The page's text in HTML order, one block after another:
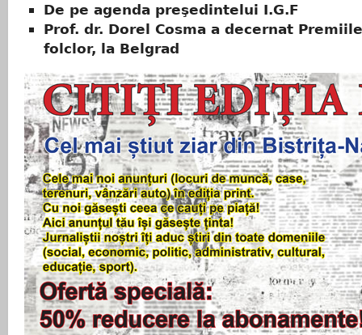
De pe agenda preşedintelui I.G.F
Prof. dr. Dorel Cosma a decernat
folclor, la Belgrad